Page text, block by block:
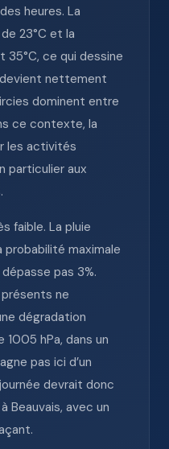
heures. La
23°C et la
35°C, ce qui dessine
devient nettement
dominent entre
ce contexte, la
les activités
particulier aux
faible. La pluie
maximale
pas 3%.
ne
dégradation
hPa, dans un
pas ici d’un
devrait donc
Beauvais, avec un